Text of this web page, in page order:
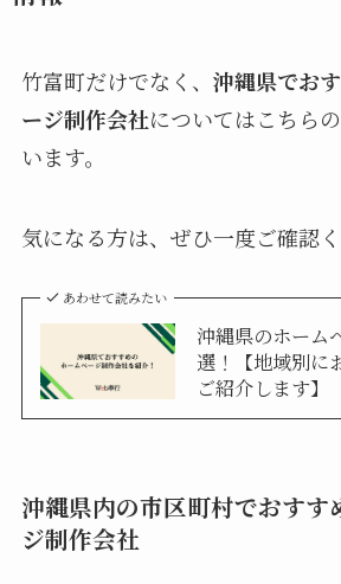
竹富町だけでなく、 沖縄県でお
ージ制作会社についてはこちら
います。
気になる方は、ぜひ一度ご確認く
あわせて読みたい
沖縄県のホーム
選！【地域別に
ご紹介します】
沖縄県内の市区町村でおすす
ジ制作会社